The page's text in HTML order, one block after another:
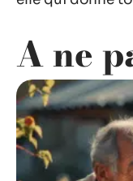
A ne